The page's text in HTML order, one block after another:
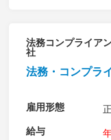
法務コンプライア
社
法務・コンプラ
雇用形態
給与